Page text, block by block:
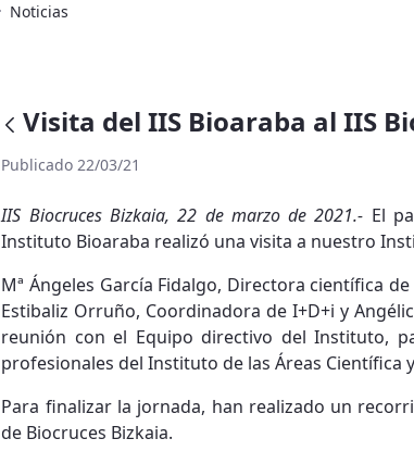
Noticias
Visita del IIS Bioaraba al IIS
Publicado 22/03/21
IIS Biocruces Bizkaia, 22 de marzo de 2021.- El
Instituto Bioaraba realizó una visita a nuestro
Mª Ángeles García Fidalgo, Directora científica
Estibaliz Orruño, Coordinadora de I+D+i y
reunión con el Equipo directivo del Instituto,
profesionales del Instituto de las Áreas Científica
Para finalizar la jornada, han realizado un
de Biocruces Bizkaia.